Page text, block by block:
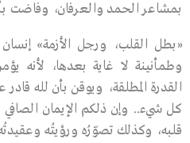
بمشاعر الحمد والعرفان، وفاضت
«بطل القلب، ورجل الأزمة»
وطمأنينة لا غاية بعدها، لأنه
القدرة المطلقة، ويوقن بأن ﷲ
كل شيء.. وإن ذلكم الإيمان الصافي
قلبه، وكذلك تصوّرُه ورؤيتُه